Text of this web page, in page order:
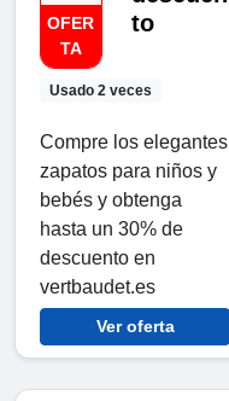
OFER
TA
Usado 2 veces
to
Compre los elegantes
zapatos para niños y
bebés y obtenga
hasta un 30% de
descuento en
vertbaudet.es
Ver oferta